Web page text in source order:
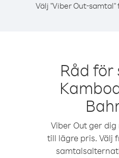
Välj "Viber Out-
Råd
Viber Out ger
till lägre pris. Välj